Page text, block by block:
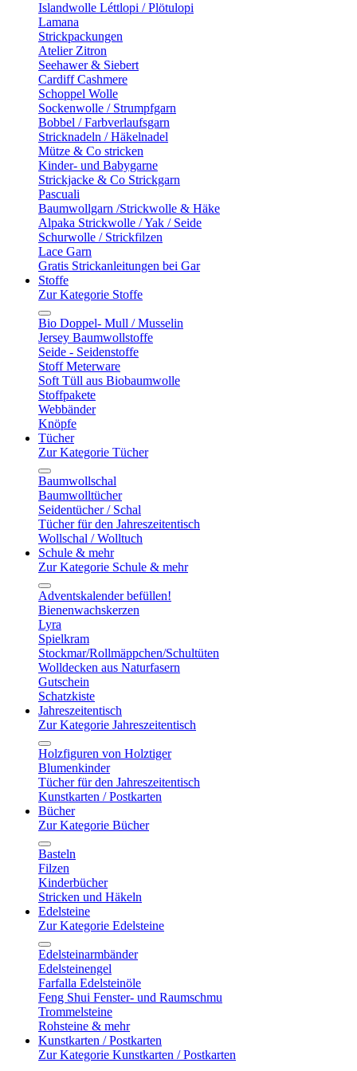
Islandwolle Léttlopi / Plötulopi
Lamana
Strickpackungen
Atelier Zitron
Seehawer & Siebert
Cardiff Cashmere
Schoppel Wolle
Sockenwolle / Strumpfgarn
Bobbel / Farbverlaufsgarn
Stricknadeln / Häkelnadel
Mütze & Co stricken
Kinder- und Babygarne
Strickjacke & Co Strickgarn
Pascuali
Baumwollgarn /Strickwolle & Häke
Alpaka Strickwolle / Yak / Seide
Schurwolle / Strickfilzen
Lace Garn
Gratis Strickanleitungen bei Gar
Stoffe
Zur Kategorie Stoffe
Bio Doppel- Mull / Musselin
Jersey Baumwollstoffe
Seide - Seidenstoffe
Stoff Meterware
Soft Tüll aus Biobaumwolle
Stoffpakete
Webbänder
Knöpfe
Tücher
Zur Kategorie Tücher
Baumwollschal
Baumwolltücher
Seidentücher / Schal
Tücher für den Jahreszeitentisch
Wollschal / Wolltuch
Schule & mehr
Zur Kategorie Schule & mehr
Adventskalender befüllen!
Bienenwachskerzen
Lyra
Spielkram
Stockmar/Rollmäppchen/Schultüten
Wolldecken aus Naturfasern
Gutschein
Schatzkiste
Jahreszeitentisch
Zur Kategorie Jahreszeitentisch
Holzfiguren von Holztiger
Blumenkinder
Tücher für den Jahreszeitentisch
Kunstkarten / Postkarten
Bücher
Zur Kategorie Bücher
Basteln
Filzen
Kinderbücher
Stricken und Häkeln
Edelsteine
Zur Kategorie Edelsteine
Edelsteinarmbänder
Edelsteinengel
Farfalla Edelsteinöle
Feng Shui Fenster- und Raumschmu
Trommelsteine
Rohsteine & mehr
Kunstkarten / Postkarten
Zur Kategorie Kunstkarten / Postkarten